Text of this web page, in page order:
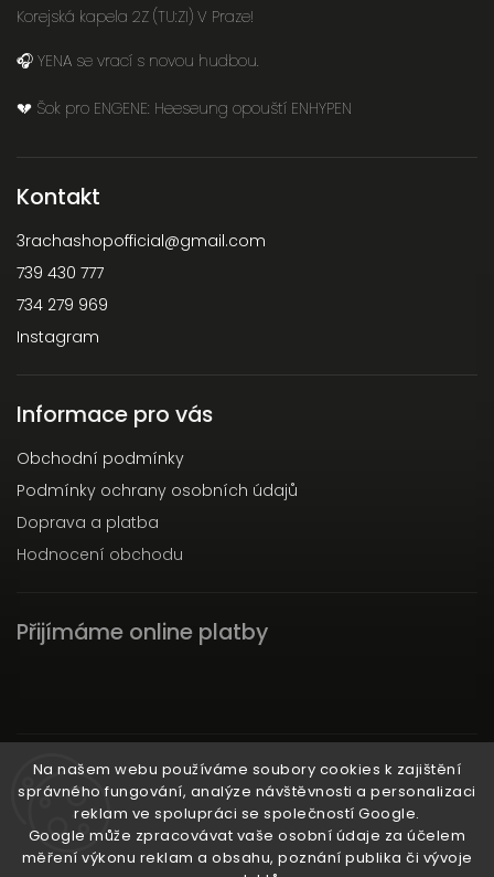
Na našem webu používáme soubory cookies k zajištění
správného fungování, analýze návštěvnosti a personalizaci
reklam ve spolupráci se společností Google.
Google může zpracovávat vaše osobní údaje za účelem
měření výkonu reklam a obsahu, poznání publika či vývoje
Korejská kapela 2Z (TU:ZI) V Praze!
🎧 YENA se vrací s novou hudbou.
💔 Šok pro ENGENE: Heeseung opouští ENHYPEN
Kontakt
3rachashopofficial@gmail.com
739 430 777
734 279 969
Instagram
Informace pro vás
Obchodní podmínky
Podmínky ochrany osobních údajů
Doprava a platba
Hodnocení obchodu
Přijímáme online platby
Instagram